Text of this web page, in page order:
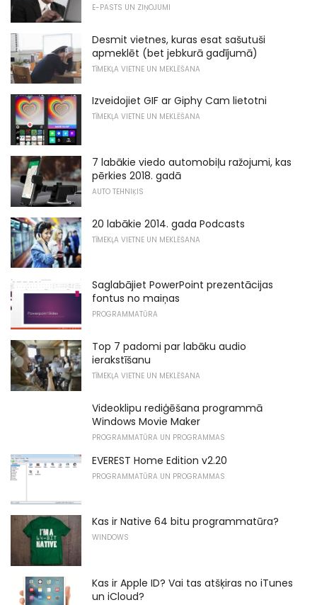
E-PASTS UN ZIŅOJUMI
Desmit vietnes, kuras esat sašutuši
apmeklēt (bet jebkurā gadījumā)
TĪMEKĻA VIETNE UN MEKLĒŠANA
Izveidojiet GIF ar Giphy Cam lietotni
TĪMEKĻA VIETNE UN MEKLĒŠANA
7 labākie viedo automobiļu ražojumi, kas
pērkies 2018. gadā
AUTO TEHNIĶIS
20 labākie 2014. gada Podcasts
TĪMEKĻA VIETNE UN MEKLĒŠANA
Saglabājiet PowerPoint prezentācijas
fontus no maiņas
PROGRAMMATŪRA
Top 7 padomi par labāku audio
ierakstīšanu
TĪMEKĻA VIETNE UN MEKLĒŠANA
Videoklipu rediģēšana programmā
Windows Movie Maker
PROGRAMMATŪRA UN PROGRAMMAS
EVEREST Home Edition v2.20
PROGRAMMATŪRA UN PROGRAMMAS
Kas ir Native 64 bitu programmatūra?
WINDOWS
Kas ir Apple ID? Vai tas atšķiras no iTunes
un iCloud?